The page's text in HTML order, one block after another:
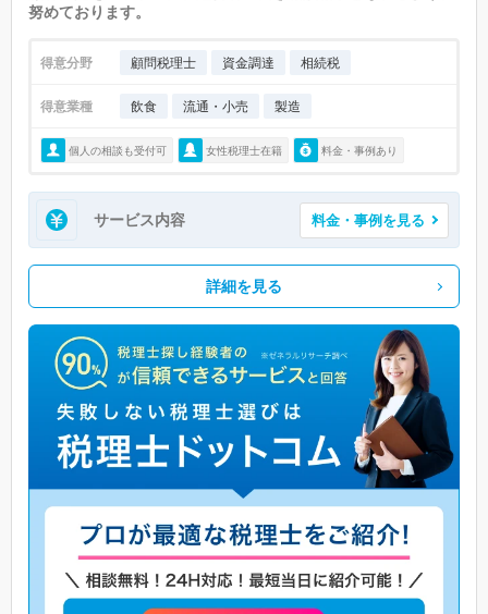
努めております。
得意分野 顧問税理士 資金調達 相続税
得意業種 飲食 流通・小売 製造
個人の相談も受付可 女性税理士在籍 料金・事例あり
サービス内容 料金・事例を見る
詳細を見る